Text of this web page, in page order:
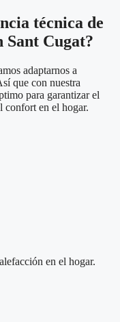
técnica de
Sant Cugat?
adaptarnos a
que con nuestra
para garantizar el
confort en el hogar.
en el hogar.